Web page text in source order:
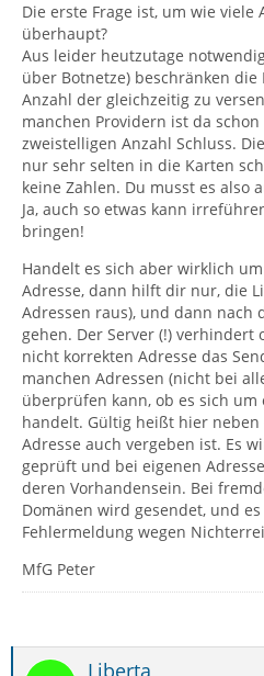
Die erste Frage ist, um wie viele
überhaupt?
Aus leider heutzutage
über Botnetze) beschränken
Anzahl der gleichzeitig zu
manchen Providern ist da
zweistelligen Anzahl Schluss.
nur sehr selten in die Karten
keine Zahlen. Du musst es also
Ja, auch so etwas kann
bringen!
Handelt es sich aber wirklich
Adresse, dann hilft dir nur, die
Adressen raus), und dann nach
gehen. Der Server (!)
nicht korrekten Adresse das
manchen Adressen (nicht bei
überprüfen kann, ob es sich um
handelt. Gültig heißt hier neben
Adresse auch vergeben ist. Es
geprüft und bei eigenen
deren Vorhandensein. Bei
Domänen wird gesendet, und
Fehlermeldung wegen
MfG Peter
Liberta